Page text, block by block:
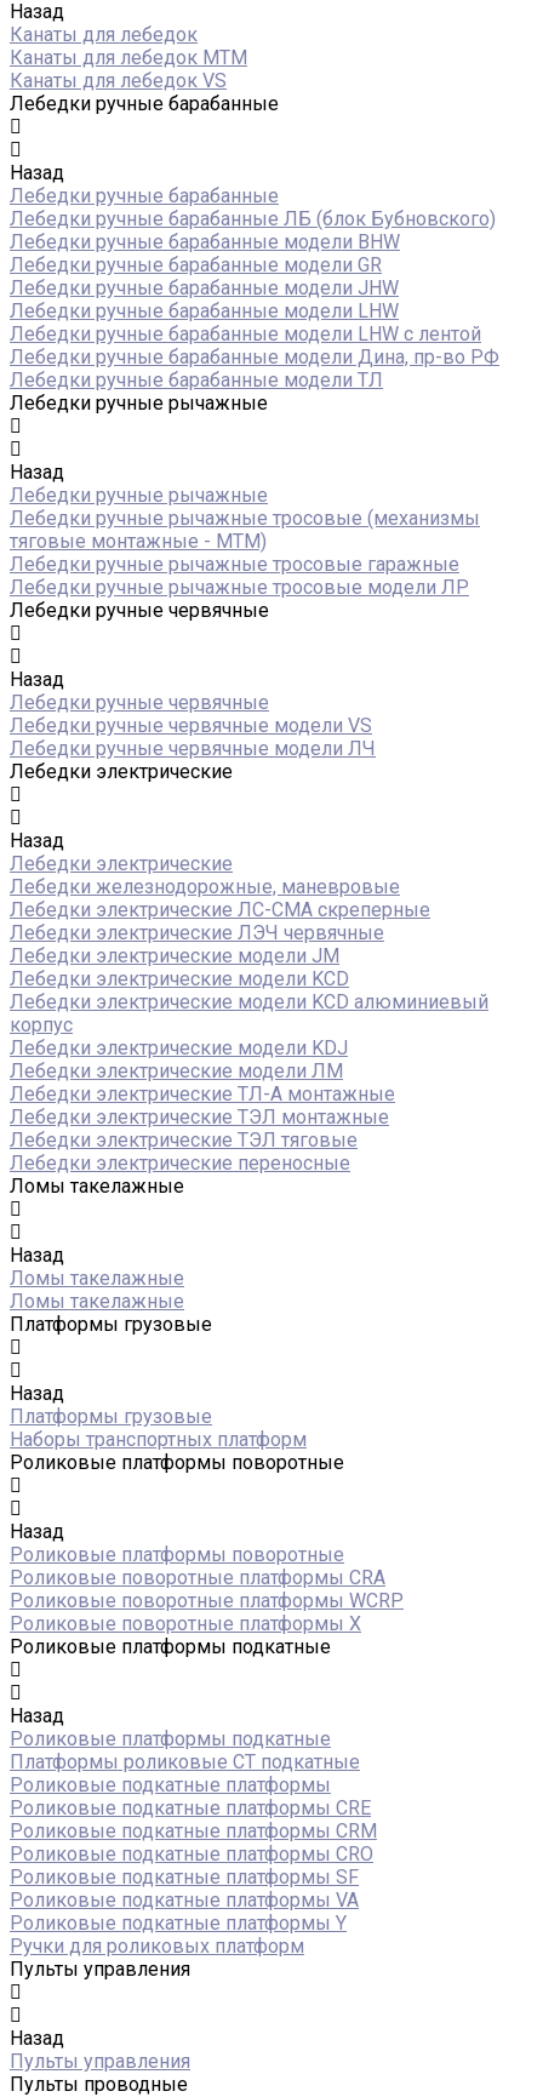
Назад
Канаты для лебедок
Канаты для лебедок MTM
Канаты для лебедок VS
Лебедки ручные барабанные
Назад
Лебедки ручные барабанные
Лебедки ручные барабанные ЛБ (блок Бубновского)
Лебедки ручные барабанные модели BHW
Лебедки ручные барабанные модели GR
Лебедки ручные барабанные модели JHW
Лебедки ручные барабанные модели LHW
Лебедки ручные барабанные модели LHW c лентой
Лебедки ручные барабанные модели Дина, пр-во РФ
Лебедки ручные барабанные модели ТЛ
Лебедки ручные рычажные
Назад
Лебедки ручные рычажные
Лебедки ручные рычажные тросовые (механизмы
тяговые монтажные - МТМ)
Лебедки ручные рычажные тросовые гаражные
Лебедки ручные рычажные тросовые модели ЛР
Лебедки ручные червячные
Назад
Лебедки ручные червячные
Лебедки ручные червячные модели VS
Лебедки ручные червячные модели ЛЧ
Лебедки электрические
Назад
Лебедки электрические
Лебедки железнодорожные, маневровые
Лебедки электрические ЛС-СМА скреперные
Лебедки электрические ЛЭЧ червячные
Лебедки электрические модели JM
Лебедки электрические модели KCD
Лебедки электрические модели KCD алюминиевый
корпус
Лебедки электрические модели KDJ
Лебедки электрические модели ЛМ
Лебедки электрические ТЛ-А монтажные
Лебедки электрические ТЭЛ монтажные
Лебедки электрические ТЭЛ тяговые
Лебедки электрические переносные
Ломы такелажные
Назад
Ломы такелажные
Ломы такелажные
Платформы грузовые
Назад
Платформы грузовые
Наборы транспортных платформ
Роликовые платформы поворотные
Назад
Роликовые платформы поворотные
Роликовые поворотные платформы CRA
Роликовые поворотные платформы WCRP
Роликовые поворотные платформы X
Роликовые платформы подкатные
Назад
Роликовые платформы подкатные
Платформы роликовые СТ подкатные
Роликовые подкатные платформы
Роликовые подкатные платформы CRE
Роликовые подкатные платформы CRM
Роликовые подкатные платформы CRO
Роликовые подкатные платформы SF
Роликовые подкатные платформы VA
Роликовые подкатные платформы Y
Ручки для роликовых платформ
Пульты управления
Назад
Пульты управления
Пульты проводные